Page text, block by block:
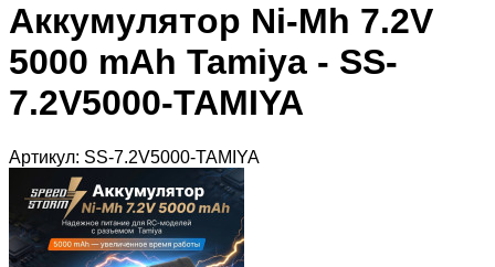
Аккумулятор Ni-Mh 7.2V
5000 mAh Tamiya - SS-
7.2V5000-TAMIYA
Артикул: SS-7.2V5000-TAMIYA